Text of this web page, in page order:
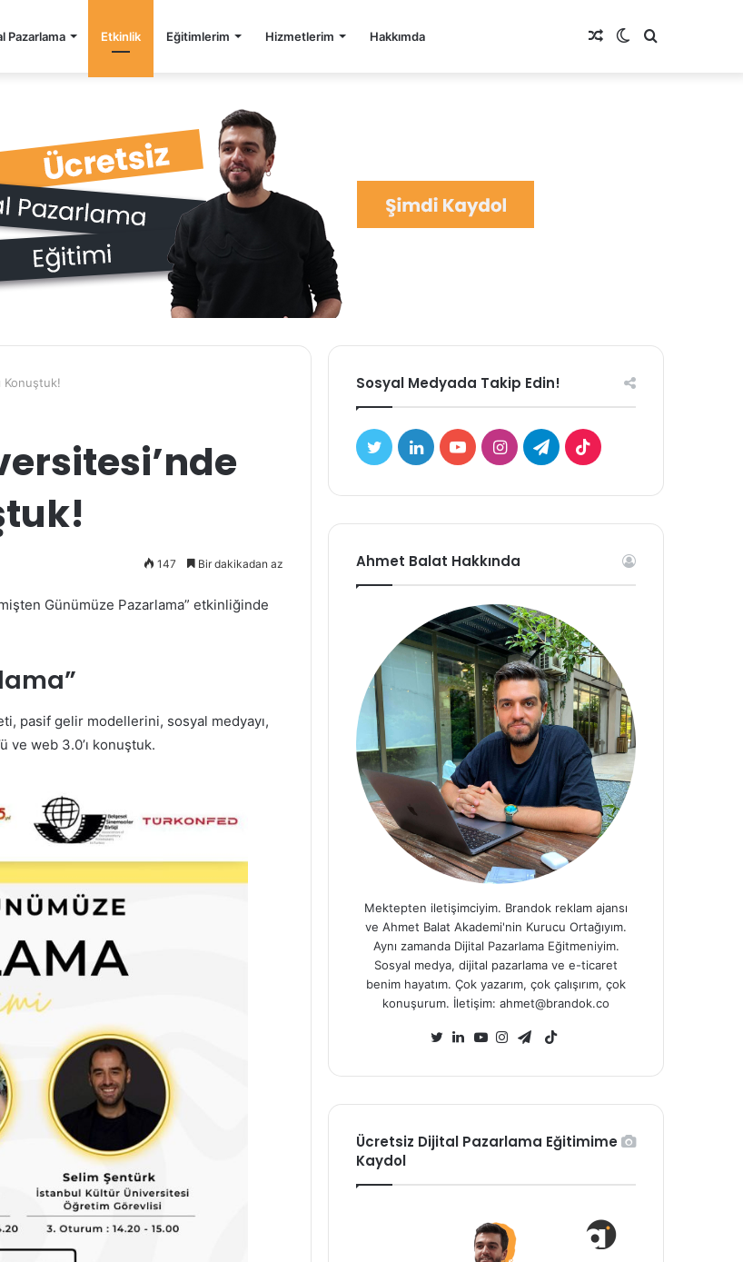
Pazarlama Etkinlik Eğitimlerim Hizmetlerim Hakkımda Arama
Dış
Rastgele
Konuştuk!
147 Bir dakikadan az
Günümüze Pazarlama” etkinliğinde
pasif gelir modellerini, sosyal medyayı,
ve web 3.0’ı konuştuk.
Sosyal Medyada Takip Edin!
TwitterLinkedInYouTubeInstagram
TelegramTikTok
Ahmet Balat Hakkında
Mektepten iletişimciyim. Brandok reklam ajansı
ve Ahmet Balat Akademi'nin Kurucu Ortağıyım.
Aynı zamanda Dijital Pazarlama Eğitmeniyim.
Sosyal medya, dijital pazarlama ve e-ticaret
benim hayatım. Çok yazarım, çok çalışırım, çok
konuşurum. İletişim: ahmet@brandok.co
TikTok
Ücretsiz Dijital Pazarlama Eğitimime
Kaydol